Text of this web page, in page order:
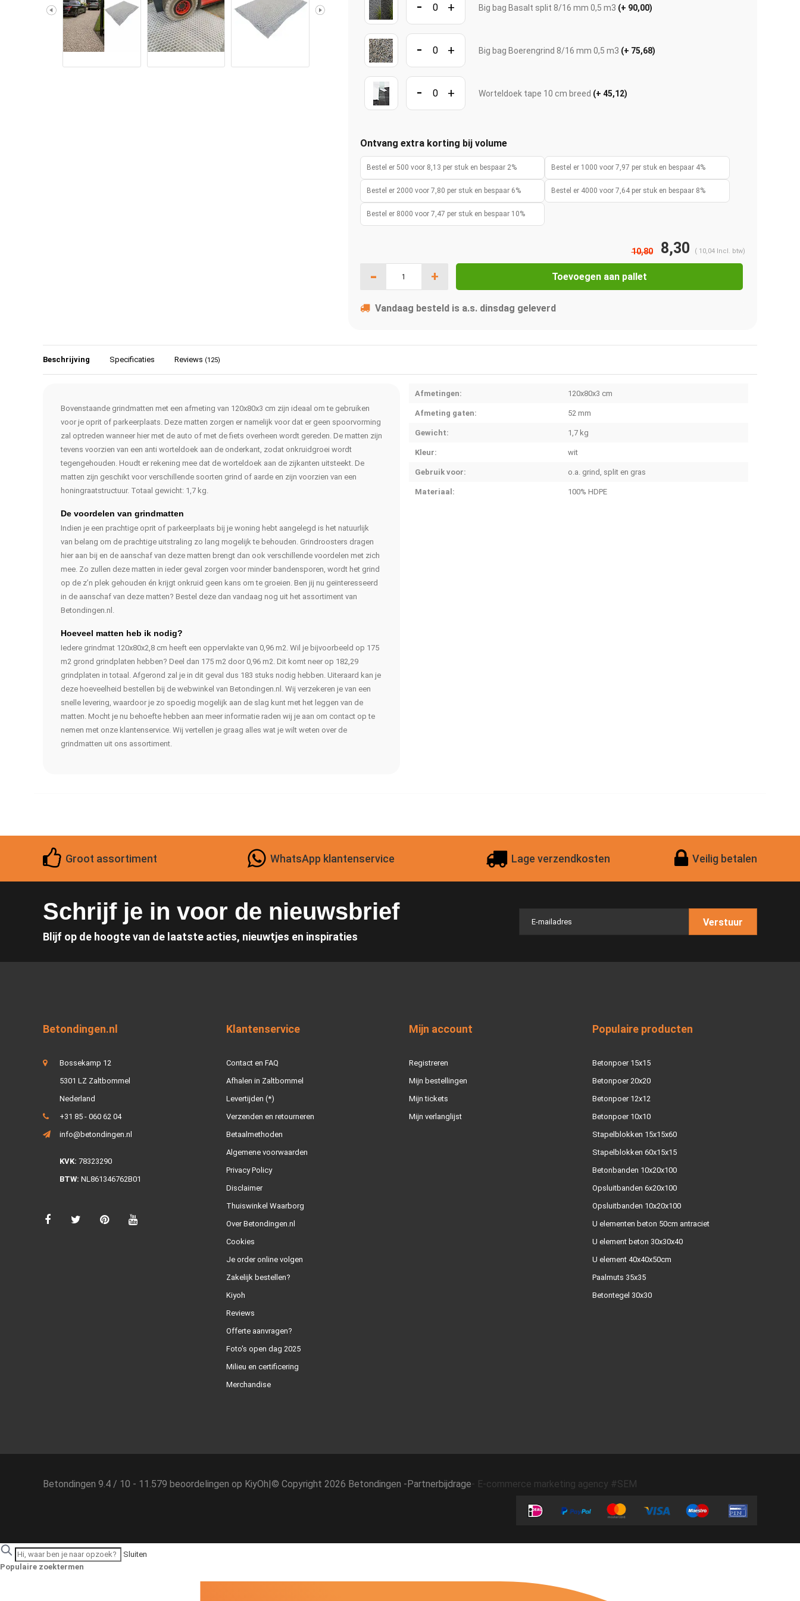
- + Big bag Basalt split 8/16 mm 0,5 m3 (+ 90,00)
- + Big bag Boerengrind 8/16 mm 0,5 m3 (+ 75,68)
- + Worteldoek tape 10 cm breed (+ 45,12)
Ontvang extra korting bij volume
Bestel er 500 voor 8,13 per stuk en bespaar 2% Bestel er 1000 voor 7,97 per stuk en bespaar 4%
Bestel er 2000 voor 7,80 per stuk en bespaar 6% Bestel er 4000 voor 7,64 per stuk en bespaar 8%
Bestel er 8000 voor 7,47 per stuk en bespaar 10%
10,80 8,30 ( 10,04 Incl. btw)
- + Toevoegen aan pallet
Vandaag besteld is a.s. dinsdag geleverd
Beschrijving Specificaties Reviews (125)
Bovenstaande grindmatten met een afmeting van 120x80x3 cm zijn ideaal om te gebruiken
voor je oprit of parkeerplaats. Deze matten zorgen er namelijk voor dat er geen spoorvorming
zal optreden wanneer hier met de auto of met de fiets overheen wordt gereden. De matten zijn
tevens voorzien van een anti worteldoek aan de onderkant, zodat onkruidgroei wordt
tegengehouden. Houdt er rekening mee dat de worteldoek aan de zijkanten uitsteekt. De
matten zijn geschikt voor verschillende soorten grind of aarde en zijn voorzien van een
honingraatstructuur. Totaal gewicht: 1,7 kg.
De voordelen van grindmatten
Indien je een prachtige oprit of parkeerplaats bij je woning hebt aangelegd is het natuurlijk
van belang om de prachtige uitstraling zo lang mogelijk te behouden. Grindroosters dragen
hier aan bij en de aanschaf van deze matten brengt dan ook verschillende voordelen met zich
mee. Zo zullen deze matten in ieder geval zorgen voor minder bandensporen, wordt het grind
op de z’n plek gehouden én krijgt onkruid geen kans om te groeien. Ben jij nu geïnteresseerd
in de aanschaf van deze matten? Bestel deze dan vandaag nog uit het assortiment van
Betondingen.nl.
Hoeveel matten heb ik nodig?
Iedere grindmat 120x80x2,8 cm heeft een oppervlakte van 0,96 m2. Wil je bijvoorbeeld op 175
m2 grond grindplaten hebben? Deel dan 175 m2 door 0,96 m2. Dit komt neer op 182,29
grindplaten in totaal. Afgerond zal je in dit geval dus 183 stuks nodig hebben. Uiteraard kan je
deze hoeveelheid bestellen bij de webwinkel van Betondingen.nl. Wij verzekeren je van een
snelle levering, waardoor je zo spoedig mogelijk aan de slag kunt met het leggen van de
matten. Mocht je nu behoefte hebben aan meer informatie raden wij je aan om contact op te
nemen met onze klantenservice. Wij vertellen je graag alles wat je wilt weten over de
grindmatten uit ons assortiment.
Afmetingen: 120x80x3 cm
Afmeting gaten: 52 mm
Gewicht: 1,7 kg
Kleur: wit
Gebruik voor: o.a. grind, split en gras
Materiaal: 100% HDPE
Groot assortiment WhatsApp klantenservice Lage verzendkosten Veilig betalen
Schrijf je in voor de nieuwsbrief
Blijf op de hoogte van de laatste acties, nieuwtjes en inspiraties
Verstuur
Betondingen.nl
Bossekamp 12
5301 LZ Zaltbommel
Nederland
+31 85 - 060 62 04
info@betondingen.nl
KVK: 78323290
BTW: NL861346762B01
Klantenservice
Contact en FAQ
Afhalen in Zaltbommel
Levertijden (*)
Verzenden en retourneren
Betaalmethoden
Algemene voorwaarden
Privacy Policy
Disclaimer
Thuiswinkel Waarborg
Over Betondingen.nl
Cookies
Je order online volgen
Zakelijk bestellen?
Kiyoh
Reviews
Offerte aanvragen?
Foto's open dag 2025
Milieu en certificering
Merchandise
Mijn account
Registreren
Mijn bestellingen
Mijn tickets
Mijn verlanglijst
Populaire producten
Betonpoer 15x15
Betonpoer 20x20
Betonpoer 12x12
Betonpoer 10x10
Stapelblokken 15x15x60
Stapelblokken 60x15x15
Betonbanden 10x20x100
Opsluitbanden 6x20x100
Opsluitbanden 10x20x100
U elementen beton 50cm antraciet
U element beton 30x30x40
U element 40x40x50cm
Paalmuts 35x35
Betontegel 30x30
Betondingen 9.4 / 10 - 11.579 beoordelingen op KiyOh © Copyright 2026 Betondingen - Partnerbijdrage- E-commerce marketing agency #SEM
Sluiten
Populaire zoektermen